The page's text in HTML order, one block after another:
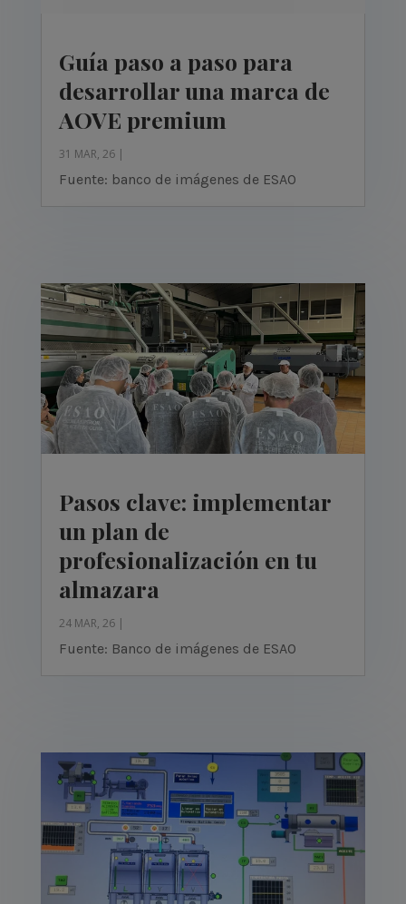
Guía paso a paso para
desarrollar una marca de
AOVE premium
31 MAR, 26|
Fuente: banco de imágenes de ESAO
Pasos clave: implementar
un plan de
profesionalización en tu
almazara
24 MAR, 26|
Fuente: Banco de imágenes de ESAO